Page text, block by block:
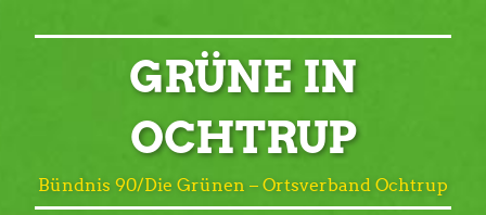
GRÜNE IN
OCHTRUP
Bündnis 90/Die Grünen – Ortsverband Ochtrup